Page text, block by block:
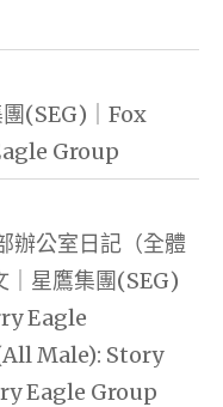
(SEG)｜Fox
Group
辦公室日記（全體
｜星鷹集團(SEG)
Eagle
Male): Story
Eagle Group